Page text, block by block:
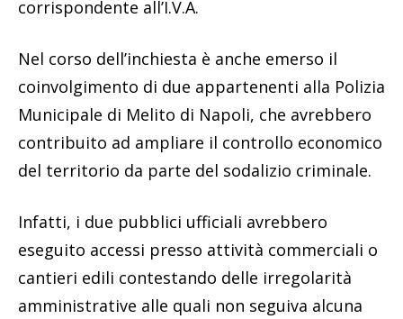
corrispondente all’I.V.A.
Nel corso dell’inchiesta è anche emerso il
coinvolgimento di due appartenenti alla Polizia
Municipale di Melito di Napoli, che avrebbero
contribuito ad ampliare il controllo economico
del territorio da parte del sodalizio criminale.
Infatti, i due pubblici ufficiali avrebbero
eseguito accessi presso attività commerciali o
cantieri edili contestando delle irregolarità
amministrative alle quali non seguiva alcuna